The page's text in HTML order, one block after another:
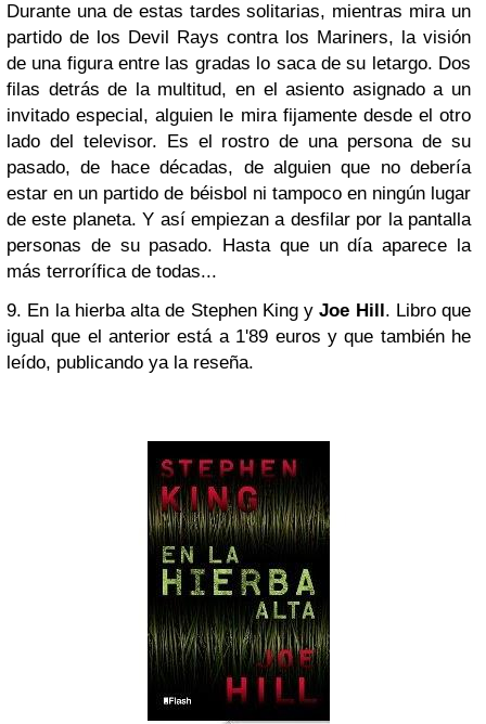
Durante una de estas tardes solitarias, mientras mira un
partido de los Devil Rays contra los Mariners, la visión
de una figura entre las gradas lo saca de su letargo. Dos
filas detrás de la multitud, en el asiento asignado a un
invitado especial, alguien le mira fijamente desde el otro
lado del televisor. Es el rostro de una persona de su
pasado, de hace décadas, de alguien que no debería
estar en un partido de béisbol ni tampoco en ningún lugar
de este planeta. Y así empiezan a desfilar por la pantalla
personas de su pasado. Hasta que un día aparece la
más terrorífica de todas...
9. En la hierba alta de Stephen King yJoe Hill. Libro que
igual que el anterior está a 1'89 euros y que también he
leído, publicando ya la reseña.